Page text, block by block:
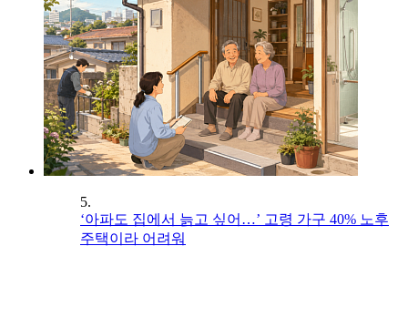
5.
‘아파도 집에서 늙고 싶어…’ 고령 가구 40% 노후
주택이라 어려워